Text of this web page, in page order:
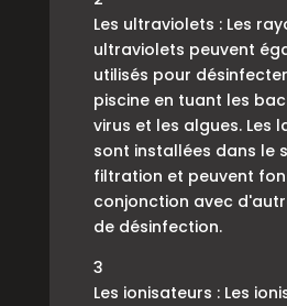
Les ultraviolets : Les
ultraviolets peuvent
utilisés pour
piscine en tuant les
virus et les algues. Les
sont installées dans le
filtration et peuvent
conjonction avec
de désinfection.
3
Les ionisateurs : Les